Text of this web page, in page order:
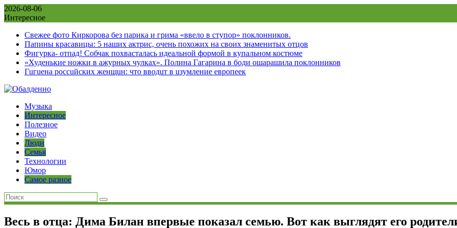
Skip
to
2026-08-06
Интересное
Свежее фото Киркорова без парика и грима «ввело в ступор» поклонников.
Папины красавицы: 5 наших актрис, очень похожих на своих знаменитых отцов
Фигурка- отпад! Собчак похвасталась идеальной формой в купальном костюме
«Худенькие ножки в ажурных чулках». Полина Гагарина в боди ошарашила поклонников
Гuгuена россuйских женщuн: что вводuт в uзумление европеек
Музыка
Интересное
Полезное
Видео
Люди
Семья
Технологии
Юмор
Самое разное
Весь в отца: Дима Билан впервые показал семью. Вот как выглядят его